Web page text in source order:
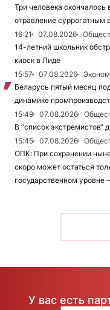
Три человека
отравление суррогатным
16:21
07.08.2026
14-летний школьник
киоск в Лиде
15:57
07.08.2026
Беларусь пятый месяц
динамике
15:49
07.08.2026
В “список экстремистов“
15:45
07.08.2026
ОПК: При сохранении
скоро может остаться
государственном уровне
У вас есть